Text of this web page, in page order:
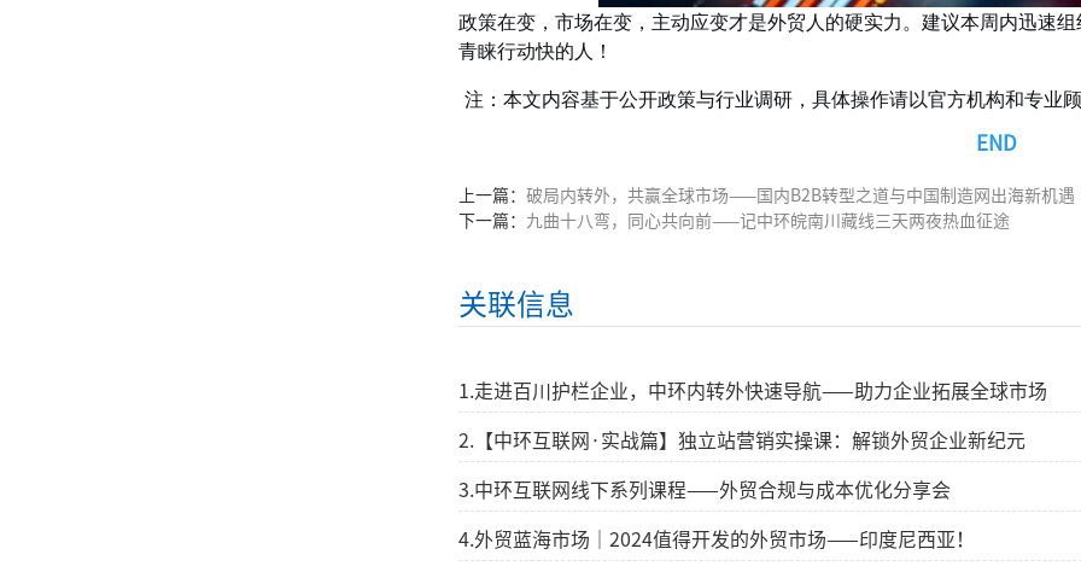
政策在变，市场在变，主动应变才是外贸人的硬实力。 建议本周内迅速
青睐行动快的人！
注：本文内容基于公开政策与行业调研，具体操作请以官方机构和专业
END
上一篇： 破局内转外，共赢全球市场——国内B2B转型之道与中国制造网出海新机遇
下一篇：
九曲十八弯，同心共向前——记中环皖南川藏线三天两夜热血征途
关联信息
1.走进百川护栏企业，中环内转外快速导航——助力企业拓展全球市场
2.【中环互联网·实战篇】独立站营销实操课：解锁外贸企业新纪元
3.中环互联网线下系列课程——外贸合规与成本优化分享会
4.外贸蓝海市场｜2024值得开发的外贸市场——印度尼西亚！